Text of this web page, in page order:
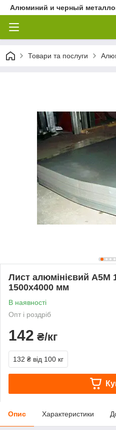
Алюминий и черный
Товари та послуги
Лист алюмінієвий А5М
1500х4000 мм
В наявності
Опт і роздріб
142 ₴/кг
132 ₴ від 100 кг
Опис Характеристики